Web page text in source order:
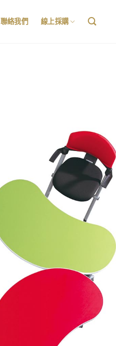
聯絡我們 線上採購